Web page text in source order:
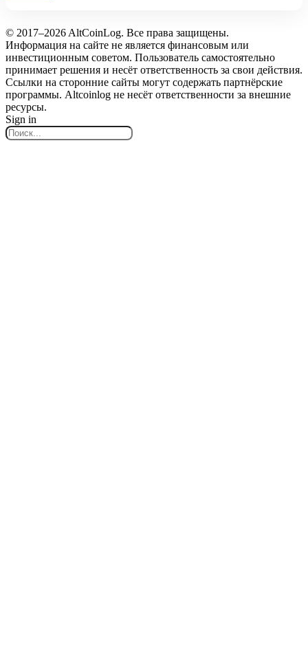
© 2017–2026 AltCoinLog. Все права защищены.
Информация на сайте не является финансовым или
инвестиционным советом. Пользователь самостоятельно
принимает решения и несёт ответственность за свои действия.
Ссылки на сторонние сайты могут содержать партнёрские
программы. Altcoinlog не несёт ответственности за внешние
ресурсы.
Sign in